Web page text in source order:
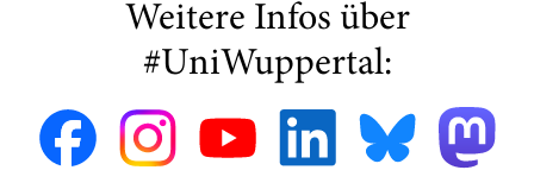
Weitere Infos über
#UniWuppertal: